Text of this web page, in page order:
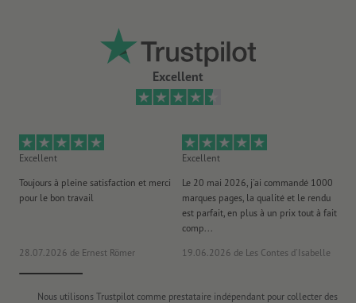
Excellent
Excellent
Toujours à pleine satisfaction et merci
pour le bon travail
28.07.2026 de Ernest Römer
Excellent
Le 20 mai 2026, j'ai commandé 1000
marques pages, la qualité et le rendu
est parfait, en plus à un prix tout à fait
comp...
19.06.2026 de Les Contes d'Isabelle
Nous utilisons Trustpilot comme prestataire indépendant pour collecter des